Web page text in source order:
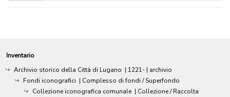
Inventario
Archivio storico della Città di Lugano | 1221- | archivio
Fondi iconografici | Complesso di fondi / Superfondo
Collezione iconografica comunale | Collezione / Raccolta